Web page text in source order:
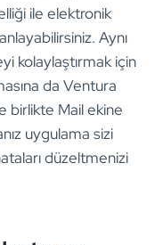
ile elektronik
Aynı
kolaylaştırmak için
da Ventura
birlikte Mail ekine
uygulama sizi
düzeltmenizi